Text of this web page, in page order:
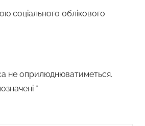
соціального облікового
не оприлюднюватиметься.
*